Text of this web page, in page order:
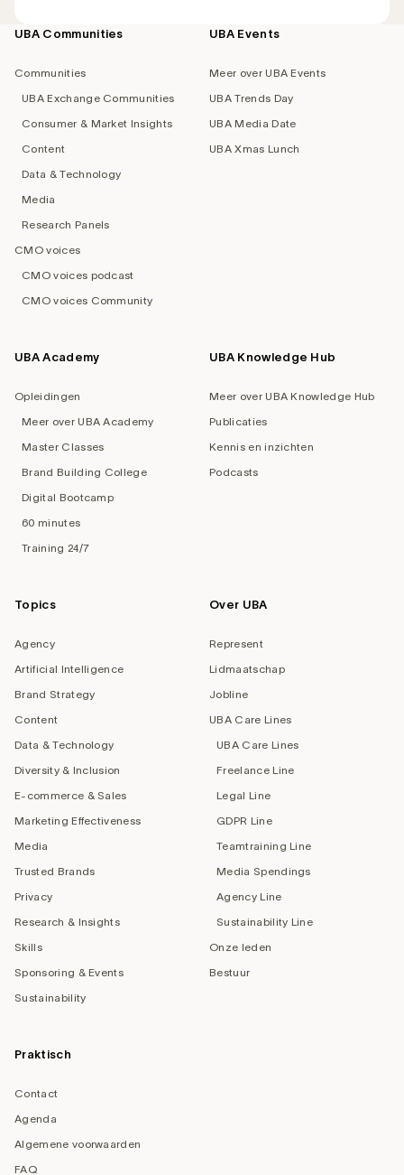
Footer
UBA Communities
Communities
UBA Exchange Communities
Consumer & Market Insights
Content
Data & Technology
Media
Research Panels
CMO voices
CMO voices podcast
CMO voices Community
UBA Events
Meer over UBA Events
UBA Trends Day
UBA Media Date
UBA Xmas Lunch
UBA Academy
Opleidingen
Meer over UBA Academy
Master Classes
Brand Building College
Digital Bootcamp
60 minutes
Training 24/7
UBA Knowledge Hub
Meer over UBA Knowledge Hub
Publicaties
Kennis en inzichten
Podcasts
Topics
Agency
Artificial Intelligence
Brand Strategy
Content
Data & Technology
Diversity & Inclusion
E-commerce & Sales
Marketing Effectiveness
Media
Trusted Brands
Privacy
Research & Insights
Skills
Sponsoring & Events
Sustainability
Over UBA
Represent
Lidmaatschap
Jobline
UBA Care Lines
UBA Care Lines
Freelance Line
Legal Line
GDPR Line
Teamtraining Line
Media Spendings
Agency Line
Sustainability Line
Onze leden
Bestuur
Praktisch
Contact
Agenda
Algemene voorwaarden
FAQ